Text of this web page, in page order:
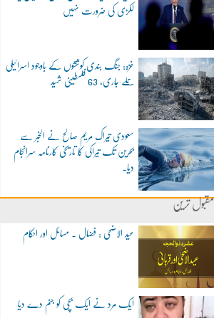
لکڑی کی ضرورت نہیں
غزہ: جنگ بندی کوششوں کے باوجود اسرائیلی
حملے جاری، 63 فلسطینی شہید
سعودی تیراک مریم صالح نے الخبر سے
بحرین تک تیراکی کا تاریخی کارنامہ سرانجام
دیا۔
مقبول ترین
عید الاضحی : فضال ۔ مسائل اور احکام
ایک مرد نے ایک بچی کو جنم دے دیا